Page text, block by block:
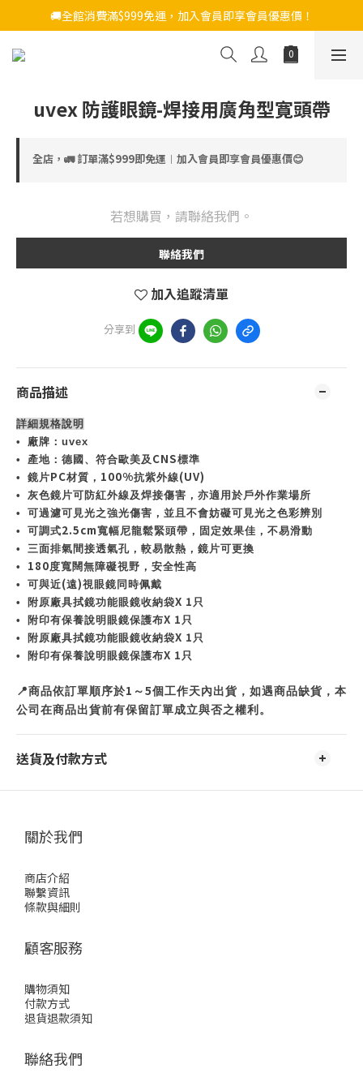
🚚全館消費滿$999免運，加入會員即享會員優惠價！
uvex 防護眼鏡-焊接用廣角型寛頭帶
全店，🚛 訂單滿$999即免運︱加入會員即享會員優惠價😊
若想購買，請聯絡我們。
聯絡我們
加入追蹤清單
分享到
商品描述
詳細規格說明
•
廠牌： uvex
•
產地：德國、符合歐美及 CNS標準
•
鏡片PC材質， 100%抗紫外線(UV)
•
灰色鏡片可防紅外線及焊接傷害，亦適用於戶外作業場所
•
可過濾可見光之強光傷害，並且不會妨礙可見光之色彩辨別
•
可調式2.5cm寬幅尼龍鬆緊頭帶，固定效果佳，不易滑動
•
三面排氣間接透氣孔，較易散熱，鏡片可更換
•
180度寬闊無障礙視野，安全性高
•
可與近(遠)視眼鏡同時佩戴
•
附原廠具拭鏡功能眼鏡收納袋X 1 只
•
附印有保養說明眼鏡保護布X 1 只
•
附原廠具拭鏡功能眼鏡收納袋X 1 只
•
附印有保養說明眼鏡保護布X 1 只
📍商品依訂單順序於1 ～5個工作天內出貨，如遇商品缺貨，本
公司在商品出貨前有保留訂單成立與否之權利。
送貨及付款方式
關於我們
商店介紹
聯繫資訊
條款與細則
顧客服務
購物須知
付款方式
退貨退款須知
聯絡我們